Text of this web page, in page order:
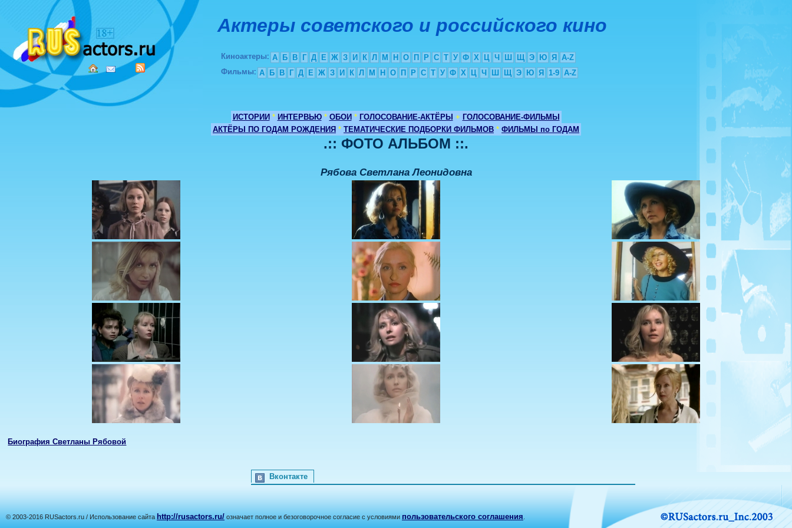
Актеры советского и российского кино
Киноактеры: А Б В Г Д Е Ж З И К Л М Н О П Р С Т У Ф Х Ц Ч Ш Щ Э Ю Я
A-Z
Фильмы: А Б В Г Д Е Ж З И К Л М Н О П Р С Т У Ф Х Ц Ч Ш Щ Э Ю Я 1-9 A-Z
ИСТОРИИ * ИНТЕРВЬЮ * ОБОИ * ГОЛОСОВАНИЕ-АКТЁРЫ + ГОЛОСОВАНИЕ-ФИЛЬМЫ
АКТЁРЫ ПО ГОДАМ РОЖДЕНИЯ * ТЕМАТИЧЕСКИЕ ПОДБОРКИ ФИЛЬМОВ * ФИЛЬМЫ по ГОДАМ
.:: ФОТО АЛЬБОМ ::.
Рябова Светлана Леонидовна
Биография Светланы Рябовой
Вконтакте
© 2003-2016 RUSactors.ru / Использование сайта http://rusactors.ru/ означает полное и безоговорочное согласие с условиями пользовательского соглашения